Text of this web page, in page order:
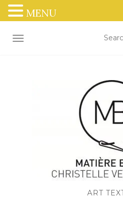
OUVRIR/FERMER LA
ART
MENU